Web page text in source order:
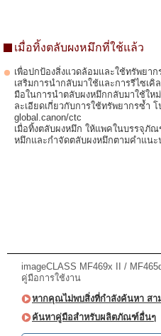
เมื่อทิ้งตลับผงหมึกที่ใช้แล้ว
เพื่อปกป้องสิ่งแวดล้อมและใช้ทรัพยา
เสริมการนำกลับมาใช้และการรีไซเ
มือในการนำตลับผงหมึกกลับมาใช้ให
ละเอียดเกี่ยวกับการใช้ทรัพยากรซ้ำ โ
global.canon/ctc
เมื่อทิ้งตลับผงหมึก ให้แพคในบรรจุภั
หมึกและกำจัดตลับผงหมึกตามคำแน
imageCLASS MF469x II /
คู่มือการใช้งาน
หากคุณไม่พบสิ่งที่กำลังค้นหา สา
ค้นหาคู่มือสำหรับผลิตภัณฑ์อื่นๆ